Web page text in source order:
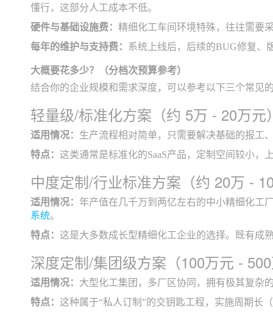
懂行，这部分人工成本不低。
硬件与基础设施费： 精细化工车间环境特殊，往往需要
每年的维护与支持费：
系统上线后，后续的BUG修复、
大概要花多少？（分档次预算参考）
结合你的企业规模和需求深度，可以参考以下三个常见
轻量级/标准化方案（约 5万 - 20万元
适用情况： 生产流程相对简单，只需要解决基础的报工
特点： 这类通常是标准化的SaaS产品，定制空间较小
中度定制/行业标准方案（约 20万 -
适用情况： 年产值在几千万到两亿左右的中小精细化工
系统。
特点： 这是大多数成长型精细化工企业的选择。既有成
深度定制/集团级方案（100万元 -
适用情况： 大型化工集团，多厂区协同，拥有极其复杂
特点： 这种属于“私人订制”的交钥匙工程，实施周期长